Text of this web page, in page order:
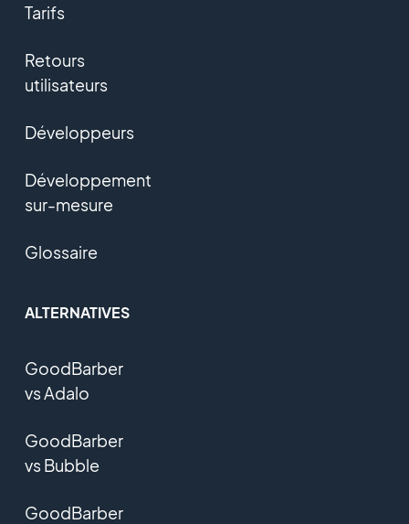
Tarifs
Retours
utilisateurs
Développeurs
Développement
sur-mesure
Glossaire
ALTERNATIVES
GoodBarber
vs Adalo
GoodBarber
vs Bubble
GoodBarber